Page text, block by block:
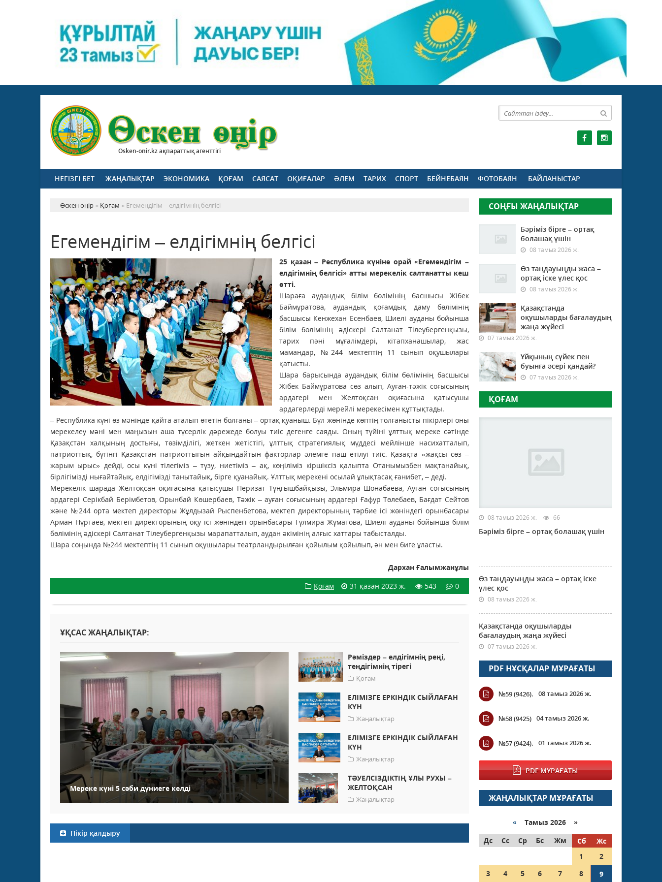
Osken-onir.kz ақпараттық агенттігі
НЕГІЗГІ БЕТ ЖАҢАЛЫҚТАР ЭКОНОМИКА ҚОҒАМ САЯСАТ ОҚИҒАЛАР ӘЛЕМ ТАРИХ СПОРТ БЕЙНЕБАЯН ФОТОБАЯН БАЙЛАНЫСТАР
Өскен өңір » Қоғам » Егемендігім – елдігімнің белгісі
Егемендігім – елдігімнің белгісі
25 қазан – Республика күніне орай «Егемендігім –
елдігімнің белгісі» атты мерекелік салтанатты кеш
өтті.
Шараға аудандық білім бөлімінің басшысы Жібек
Баймұратова, аудандық қоғамдық даму бөлімінің
басшысы Кенжехан Есенбаев, Шиелі ауданы бойынша
білім бөлімінің әдіскері Салтанат Тілеубергенқызы,
тарих пәні мұғалімдері, кітапханашылар, жас
мамандар, №244 мектептің 11 сынып оқушылары
қатысты.
Шара барысында аудандық білім бөлімінің басшысы
Жібек Баймұратова сөз алып, Ауған-тәжік соғысының
ардагері мен Желтоқсан оқиғасына қатысушы
ардагерлерді мерейлі мерекесімен құттықтады.
– Республика күні өз мәнінде қайта аталып өтетін болғаны – ортақ қуаныш. Бұл жөнінде көптің толғанысты пікірлері оны
мерекелеу мәні мен маңызын аша түсерлік дәрежеде болуы тиіс дегенге саяды. Оның түйіні ұлттық мереке сәтінде
Қазақстан халқының достығы, төзімділігі, жеткен жетістігі, ұлттық стратегиялық мүддесі мейлінше насихатталып,
патриоттық, бүгінгі Қазақстан патриоттығын айқындайтын факторлар әлемге паш етілуі тиіс. Қазақта «жақсы сөз –
жарым ырыс» дейді, осы күні тілегіміз – түзу, ниетіміз – ақ, көңіліміз кіршіксіз қалыпта Отанымызбен мақтанайық,
бірлігімізді нығайтайық, елдігімізді танытайық, бірге қуанайық. Ұлттық мерекені осылай ұлықтасақ ғанибет, – деді.
Мерекелік шарада Желтоқсан оқиғасына қатысушы Перизат Тұңғышбайқызы, Эльмира Шонабаева, Ауған соғысының
ардагері Серікбай Берімбетов, Орынбай Көшербаев, Тәжік – ауған соғысының ардагері Ғафур Төлебаев, Бағдат Сейтов
және №244 орта мектеп директоры Жұлдызай Рыспенбетова, мектеп директорының тәрбие ісі жөніндегі орынбасары
Арман Нұртаев, мектеп директорының оқу ісі жөніндегі орынбасары Гүлмира Жұматова, Шиелі ауданы бойынша білім
бөлімінің әдіскері Салтанат Тілеубергенқызы марапатталып, аудан әкімінің алғыс хаттары табысталды.
Шара соңында №244 мектептің 11 сынып оқушылары театрландырылған қойылым қойылып, ән мен биге ұласты.
Дархан Ғалымжанұлы
Қоғам
31 қазан 2023 ж. 543 0
ҰҚСАС ЖАҢАЛЫҚТАР:
Мереке күні 5 сәби дүниеге келді
Рәміздер – елдігімнің реңі,
теңдігімнің тірегі
Қоғам
ЕЛІМІЗГЕ ЕРКІНДІК СЫЙЛАҒАН
КҮН
Жаңалықтар
ЕЛІМІЗГЕ ЕРКІНДІК СЫЙЛАҒАН
КҮН
Жаңалықтар
ТӘУЕЛСІЗДІКТІҢ ҰЛЫ РУХЫ –
ЖЕЛТОҚСАН
Жаңалықтар
Пікір қалдыру
СОҢҒЫ ЖАҢАЛЫҚТАР
Бәріміз бірге – ортақ
болашақ үшін
08 тамыз 2026 ж.
Өз таңдауыңды жаса –
ортақ іске үлес қос
08 тамыз 2026 ж.
Қазақстанда
оқушыларды бағалаудың
жаңа жүйесі
07 тамыз 2026 ж.
Ұйқының сүйек пен
буынға әсері қандай?
07 тамыз 2026 ж.
ҚОҒАМ
08 тамыз 2026 ж. 66
Бәріміз бірге – ортақ болашақ үшін
Өз таңдауыңды жаса – ортақ іске
үлес қос
08 тамыз 2026 ж.
Қазақстанда оқушыларды
бағалаудың жаңа жүйесі
07 тамыз 2026 ж.
PDF НҰСҚАЛАР МҰРАҒАТЫ
№59 (9426). 08 тамыз 2026 ж.
№58 (9425) 04 тамыз 2026 ж.
№57 (9424). 01 тамыз 2026 ж.
PDF МҰРАҒАТЫ
ЖАҢАЛЫҚТАР МҰРАҒАТЫ
« Тамыз 2026 »
Дс
Сс Ср Бс Жм Сб
Жс
1
2
3
4 5 6 7 8 9